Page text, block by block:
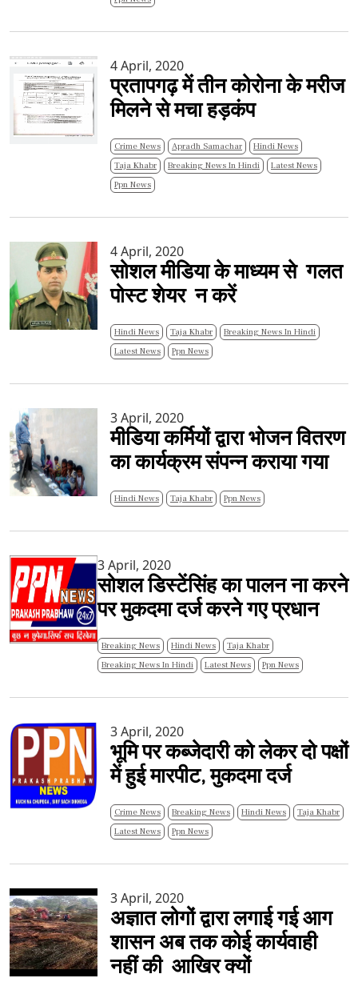
4 April, 2020
प्रतापगढ़ में तीन कोरोना के मरीज
मिलने से मचा हड़कंप
Crime News Apradh Samachar
Hindi News
Taja Khabr
Breaking News In Hindi
Latest News
Ppn News
4 April, 2020
सोशल मीडिया के माध्यम से गलत
पोस्ट शेयर न करें
Hindi News Taja Khabr
Breaking News In Hindi
Latest News
Ppn News
3 April, 2020
मीडिया कर्मियों द्वारा भोजन वितरण
का कार्यक्रम संपन्न कराया गया
Hindi News Taja Khabr Ppn News
3 April, 2020
सोशल डिस्टेंसिंह का पालन ना करने
पर मुकदमा दर्ज करने गए प्रधान
Breaking News Hindi News
Taja Khabr
Breaking News In Hindi
Latest News Ppn News
3 April, 2020
भूमि पर कब्जेदारी को लेकर दो पक्षों
में हुई मारपीट, मुकदमा दर्ज
Crime News Breaking News Hindi News
Taja Khabr
Latest News
Ppn News
3 April, 2020
अज्ञात लोगों द्वारा लगाई गई आग
शासन अब तक कोई कार्यवाही
नहीं की आखिर क्यों